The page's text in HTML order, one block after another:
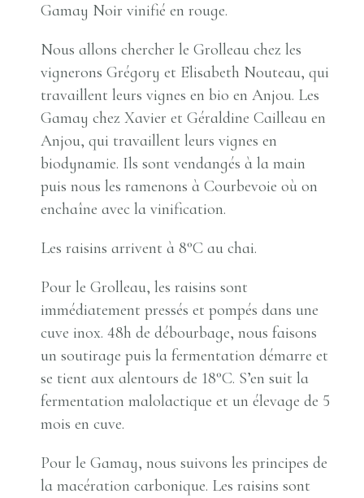
Gamay Noir vinifié en rouge.
Nous allons chercher le Grolleau chez les
vignerons Grégory et Elisabeth Nouteau, qui
travaillent leurs vignes en bio en Anjou. Les
Gamay chez Xavier et Géraldine Cailleau en
Anjou, qui travaillent leurs vignes en
biodynamie. Ils sont vendangés à la main
puis nous les ramenons à Courbevoie où on
enchaîne avec la vinification.
Les raisins arrivent à 8°C au chai.
Pour le Grolleau, les raisins sont
immédiatement pressés et pompés dans une
cuve inox. 48h de débourbage, nous faisons
un soutirage puis la fermentation démarre et
se tient aux alentours de 18°C. S’en suit la
fermentation malolactique et un élevage de 5
mois en cuve.
Pour le Gamay, nous suivons les principes de
la macération carbonique. Les raisins sont